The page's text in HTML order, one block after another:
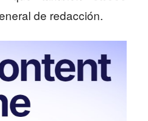
de redacción.